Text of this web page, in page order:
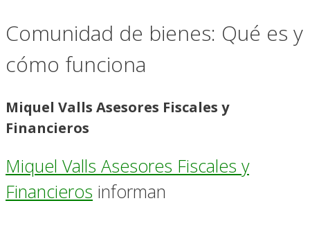
Comunidad de bienes: Qué es y
cómo funciona
Miquel Valls Asesores Fiscales y
Financieros
Miquel Valls Asesores Fiscales y
Financieros informan